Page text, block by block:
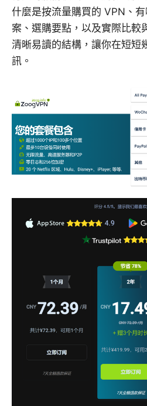
什麼是按流量購買的 VPN、
案、選購要點，以及實際比較
清晰易讀的結構，讓你在短短
訊。